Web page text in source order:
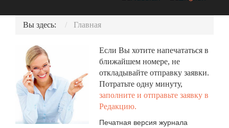
Вы здесь: Главная
Если Вы хотите напечататься в
ближайшем номере, не
откладывайте отправку заявки.
Потратьте одну минуту,
заполните и отправьте заявку в
Редакцию.
Печатная версия журнала